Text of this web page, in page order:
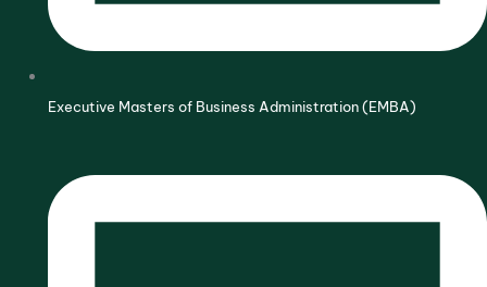
Executive Masters of Business Administration (EMBA)